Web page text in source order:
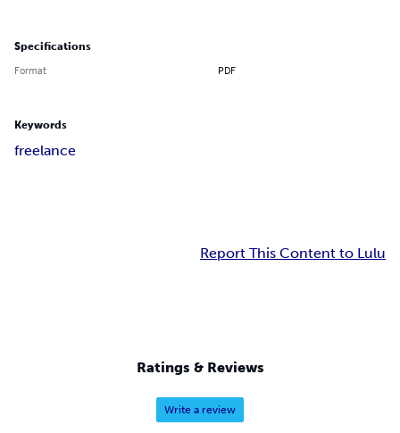
Specifications
Format PDF
Keywords
freelance
Report This Content to Lulu
Ratings & Reviews
Write a review